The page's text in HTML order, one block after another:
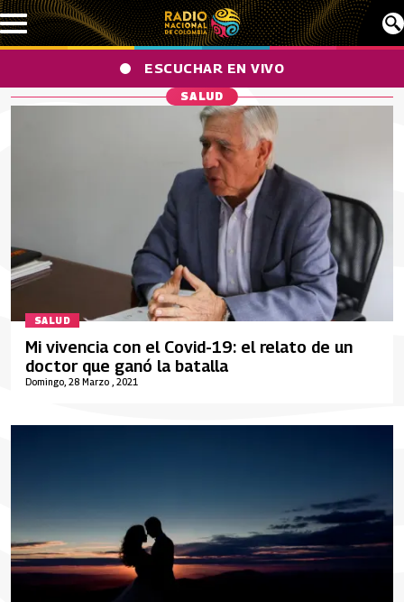
Pasar al contenido principal
ESCUCHAR EN VIVO
SALUD
SALUD
Domingo, 28 Marzo , 2021
Mi vivencia con el Covid-19: el relato de un
doctor que ganó la batalla